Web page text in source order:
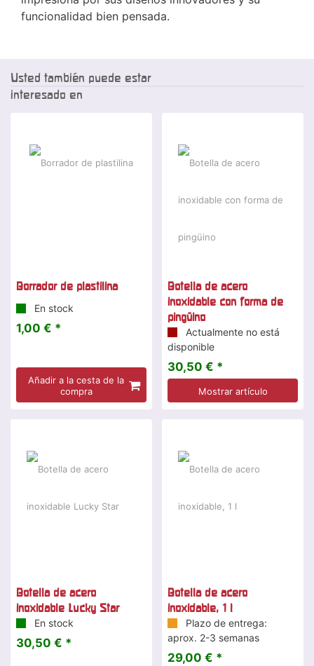
funcionalidad bien pensada.
Usted también puede estar
interesado en
Borrador de plastilina
En stock
1,00 € *
Añadir a la cesta de la
compra
Botella de acero
inoxidable con forma de
pingüino
Actualmente no está
disponible
30,50 € *
Mostrar artículo
Botella de acero
inoxidable Lucky Star
En stock
30,50 € *
Botella de acero
inoxidable, 1 l
Plazo de entrega:
aprox. 2-3 semanas
29,00 € *